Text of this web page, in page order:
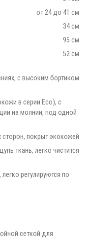
от 24 до 41 см
34 см
95 см
52 см
с высоким бортиком
в серии Eco), с
на молнии, под одной
сторон, покрыт экокожей
ткань, легко чистится
регулируются по
сеткой для